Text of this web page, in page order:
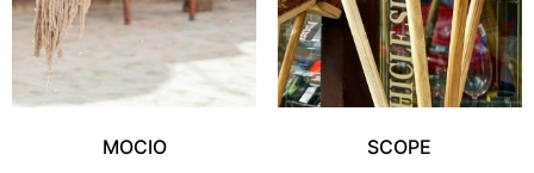
MOCIO SCOPE